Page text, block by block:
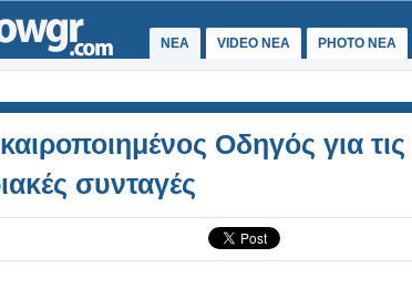
ΝΕΑ VIDEO NEA PHOTO NEA
Οδηγός για τις
συνταγές